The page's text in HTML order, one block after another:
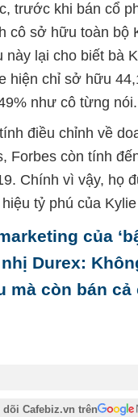
trước khi bán cổ
cô sở hữu toàn bộ
này lại cho biết bà
hiện chỉ sở hữu
như cô từng nói.
điều chỉnh về
Forbes còn tính
Chính vì vậy, họ
tỷ phú của
của
Durex:
mà còn bán cả
dõi Cafebiz.vn trên